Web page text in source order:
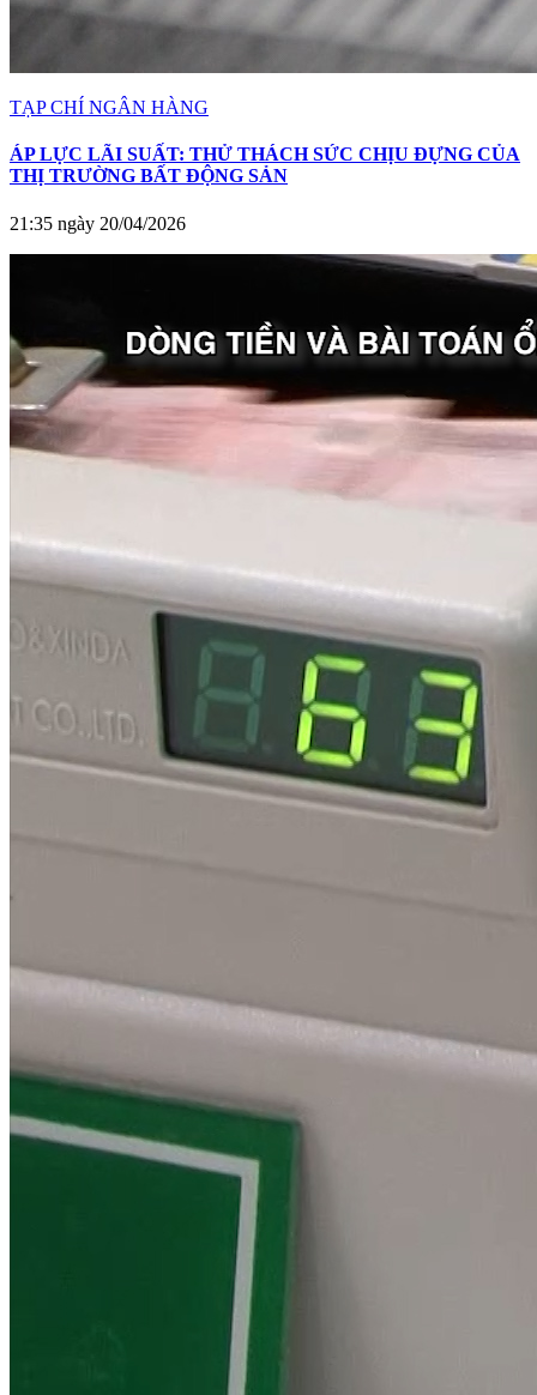
TẠP CHÍ NGÂN HÀNG
ÁP LỰC LÃI SUẤT: THỬ THÁCH SỨC CHỊU ĐỰNG CỦA
THỊ TRƯỜNG BẤT ĐỘNG SẢN
21:35 ngày 20/04/2026